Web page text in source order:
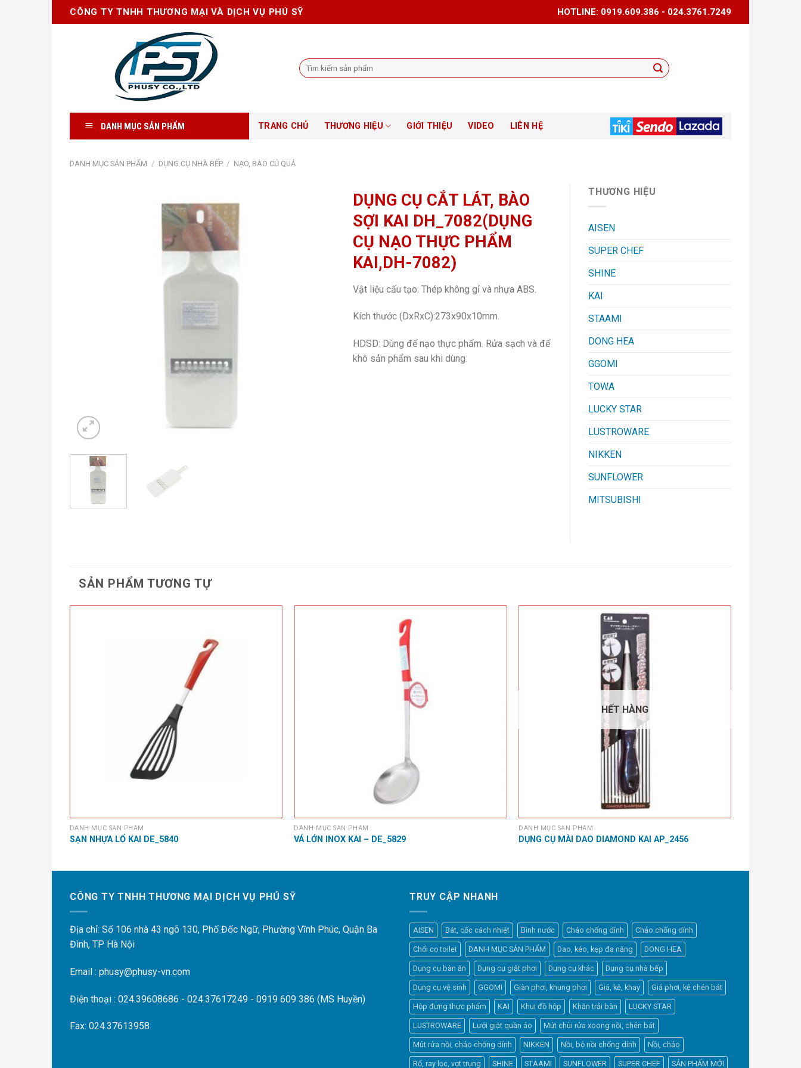
to
CÔNG TY TNHH THƯƠNG MẠI VÀ DỊCH VỤ PHÚ SỸ HOTLINE: 0919.609.386 - 024.3761.7249
Tìm
kiếm:
DANH MỤC SẢN PHẨM TRANG CHỦ THƯƠNG HIỆU GIỚI THIỆU VIDEO LIÊN HỆ
DANH MỤC SẢN PHẨM / DỤNG CỤ NHÀ BẾP / NẠO, BÀO CỦ QUẢ
DỤNG CỤ CẮT LÁT, BÀO
SỢI KAI DH_7082(DỤNG
CỤ NẠO THỰC PHẨM
KAI,DH-7082)
Vật liệu cấu tạo: Thép không gỉ và nhựa ABS.
Kích thước (DxRxC):273x90x10mm.
HDSD: Dùng để nạo thực phẩm. Rửa sạch và để
khô sản phẩm sau khi dùng.
THƯƠNG HIỆU
AISEN
SUPER CHEF
SHINE
KAI
STAAMI
DONG HEA
GGOMI
TOWA
LUCKY STAR
LUSTROWARE
NIKKEN
SUNFLOWER
MITSUBISHI
SẢN PHẨM TƯƠNG TỰ
DANH MỤC SẢN PHẨM
SẠN NHỰA LỔ KAI DE_5840
DANH MỤC SẢN PHẨM
VÁ LỚN INOX KAI – DE_5829
HẾT HÀNG
DANH MỤC SẢN PHẨM
DỤNG CỤ MÀI DAO DIAMOND KAI AP_2456
CÔNG TY TNHH THƯƠNG MẠI DỊCH VỤ PHÚ SỸ
Địa chỉ: Số 106 nhà 43 ngõ 130, Phố Đốc Ngữ, Phường Vĩnh Phúc, Quận Ba
Đình, TP Hà Nội
Email : phusy@phusy-vn.com
Điện thoại : 024.39608686 - 024.37617249 - 0919 609 386 (MS Huyền)
Fax: 024.37613958
TRUY CẬP NHANH
AISEN Bát, cốc cách nhiệt Bình nước Chảo chống dính Chảo chống dính
Chổi cọ toilet DANH MỤC SẢN PHẨM Dao, kéo, kẹp đa năng DONG HEA
Dụng cụ bàn ăn Dụng cụ giặt phơi Dụng cụ khác Dụng cụ nhà bếp
Dụng cụ vệ sinh GGOMI Giàn phơi, khung phơi Giá, kệ, khay Giá phơi, kệ chén bát
Hộp đựng thực phẩm KAI Khui đồ hộp Khăn trải bàn LUCKY STAR
LUSTROWARE Lưới giặt quần áo Mút chùi rửa xoong nồi, chén bát
Mút rửa nồi, chảo chống dính NIKKEN Nồi, bộ nồi chống dính Nồi, chảo
Rổ, ray lọc, vợt trụng SHINE STAAMI SUNFLOWER SUPER CHEF SẢN PHẨM MỚI
Elfsight
Typically replies within a day
4:28